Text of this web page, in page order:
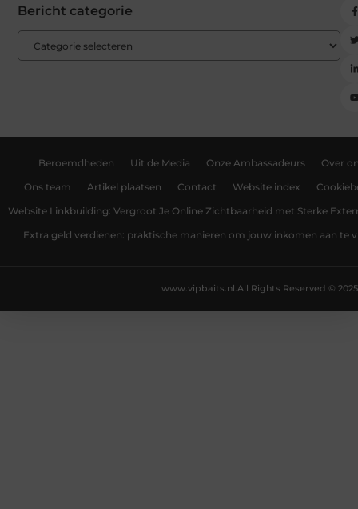
Bericht categorie
Beroemdheden Uit de Media Onze Ambassadeurs Over
Ons team Artikel plaatsen Contact Website index
Website Linkbuilding: Vergroot Je Online Zichtbaarheid met Sterke
Extra geld verdienen: praktische manieren om jouw inkomen aan te
All Rights Reserved © 2025
www.vipbaits.nl.